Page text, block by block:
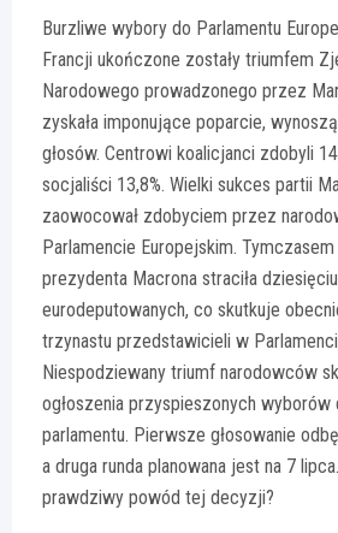
Burzliwe wybory do Parlamentu
Francji ukończone zostały triumfem
Narodowego prowadzonego przez
zyskała imponujące poparcie,
głosów. Centrowi koalicjanci zdobyli
socjaliści 13,8%. Wielki sukces partii
zaowocował zdobyciem przez
Parlamencie Europejskim.
prezydenta Macrona straciła
eurodeputowanych, co skutkuje
trzynastu przedstawicieli w
Niespodziewany triumf narodowców
ogłoszenia przyspieszonych
parlamentu. Pierwsze głosowanie
a druga runda planowana jest na 7
prawdziwy powód tej decyzji?